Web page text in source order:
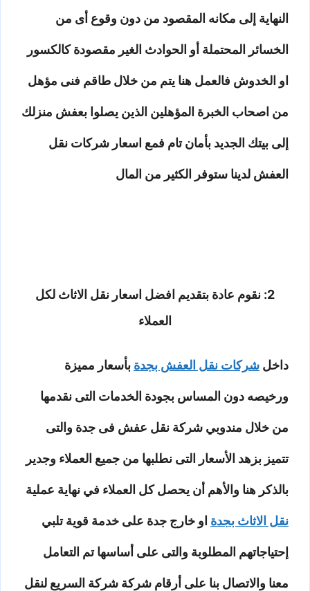
النهاية إلى مكانه المقصود من دون وقوع أى من
الخسائر المحتملة أو الحوادث الغير مقصودة كالكسور
او الخدوش فالعمل هنا يتم من خلال طاقم فنى مؤهل
من اصحاب الخبرة المؤهلين الذين يصلوا بعفش منزلك
إلى بيتك الجديد بأمان تام فمع اسعار شركات نقل
العفش لدينا ستوفر الكثير من المال
2: نقوم عادة بتقديم افضل اسعار نقل الاثاث لكل
العملاء
داخل شركات نقل العفش بجدة بأسعار مميزة
ورخيصه دون المساس بجودة الخدمات التى نقدمها
من خلال مندوبي شركة نقل عفش فى جدة والتى
تتميز بزهد الأسعار التى نطلبها من جميع العملاء وجدير
بالذكر هنا والأهم أن يحصل كل العملاء في نهاية عملية
نقل الاثاث بجدة او خارج جدة على خدمة قوية تلبي
إحتياجاتهم المطلوبة والتى على أساسها تم التعامل
معنا والاتصال بنا على أرقام شركة شركة السريع لنقل